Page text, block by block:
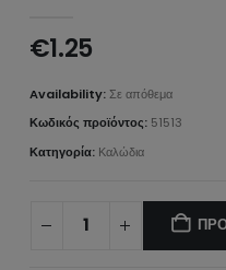
€1.25
Availability:Σε απόθεμα
Κωδικός προϊόντος: 51513
Κατηγορία: Καλώδια